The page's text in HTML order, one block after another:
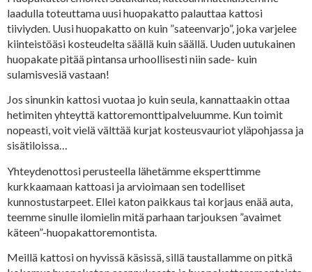
laadulla toteuttama uusi huopakatto palauttaa kattosi
tiiviyden. Uusi huopakatto on kuin ”sateenvarjo”, joka varjelee
kiinteistöäsi kosteudelta säällä kuin säällä. Uuden uutukainen
huopakate pitää pintansa urhoollisesti niin sade- kuin
sulamisvesiä vastaan!
Jos sinunkin kattosi vuotaa jo kuin seula, kannattaakin ottaa
hetimiten yhteyttä kattoremonttipalveluumme. Kun toimit
nopeasti, voit vielä välttää kurjat kosteusvauriot yläpohjassa ja
sisätiloissa…
Yhteydenottosi perusteella lähetämme eksperttimme
kurkkaamaan kattoasi ja arvioimaan sen todelliset
kunnostustarpeet. Ellei katon paikkaus tai korjaus enää auta,
teemme sinulle ilomielin mitä parhaan tarjouksen ”avaimet
käteen”-huopakattoremontista.
Meillä kattosi on hyvissä käsissä, sillä taustallamme on pitkä